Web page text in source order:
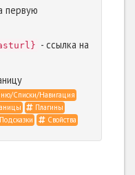
первую
- ссылка на
Списки/Навигация
Плагины
Свойства